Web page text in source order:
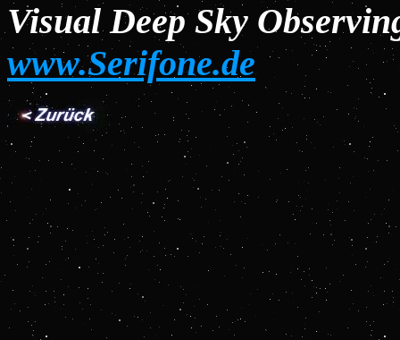
Visual Deep Sky
www.Serifone.de